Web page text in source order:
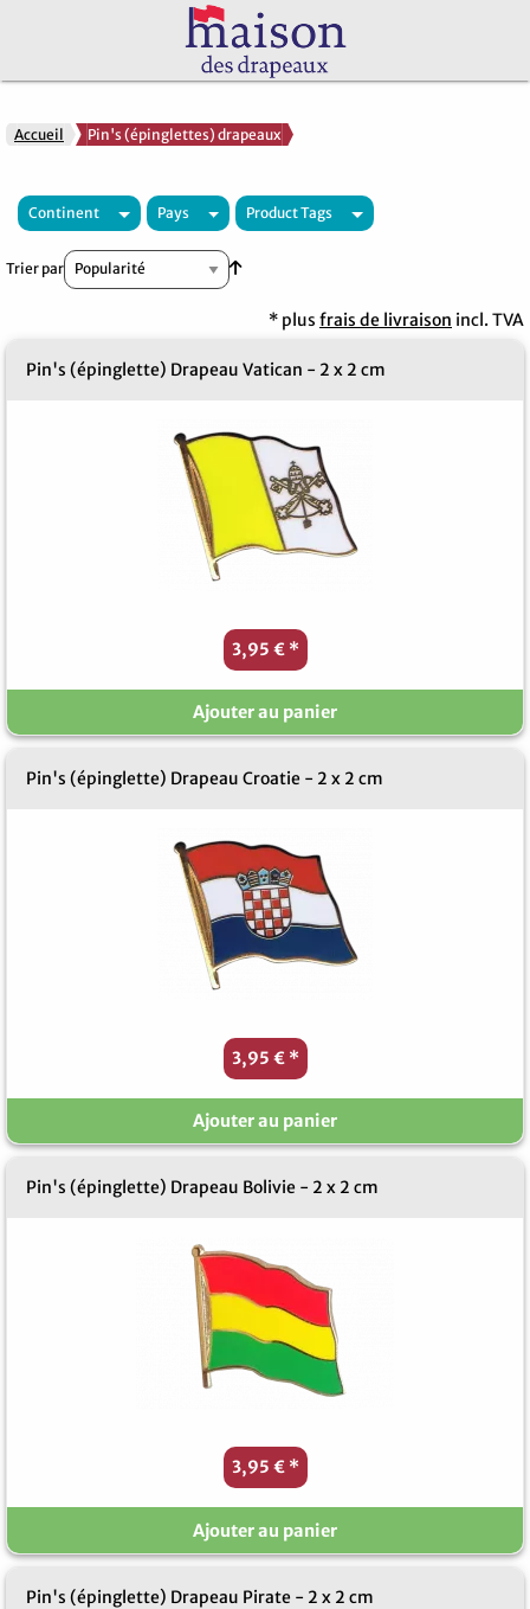
Accueil Pin's (épinglettes) drapeaux
Continent Pays Product Tags
Trier par Par ordre croissant
* plus frais de livraison incl. TVA
Pin's (épinglette) Drapeau Vatican - 2 x 2 cm
3,95 € *
Ajouter au panier
Pin's (épinglette) Drapeau Croatie - 2 x 2 cm
3,95 € *
Ajouter au panier
Pin's (épinglette) Drapeau Bolivie - 2 x 2 cm
3,95 € *
Ajouter au panier
Pin's (épinglette) Drapeau Pirate - 2 x 2 cm